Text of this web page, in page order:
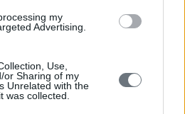
my
Advertising.
Use,
or Sharing of my
Unrelated with the
was collected.
Αναλύουμε τις
τη θεραπεία.